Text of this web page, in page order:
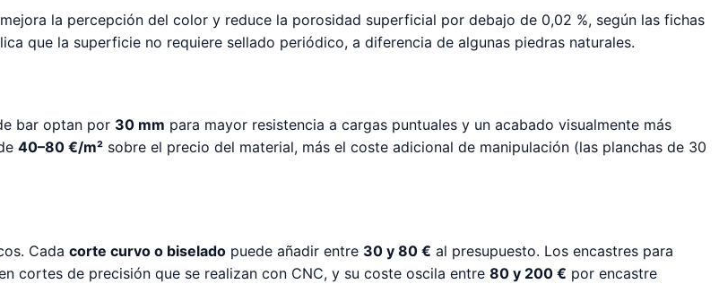
la percepción del color y reduce la porosidad superficial por debajo de 0,02 %, según las fichas
que la superficie no requiere sellado periódico, a diferencia de algunas piedras naturales.
bar optan por 30 mm para mayor resistencia a cargas puntuales y un acabado visualmente más
40–80 €/m² sobre el precio del material, más el coste adicional de manipulación (las planchas de 30
Cada corte curvo o biselado puede añadir entre 30 y 80 € al presupuesto. Los encastres para
cortes de precisión que se realizan con CNC, y su coste oscila entre 80 y 200 € por encastre